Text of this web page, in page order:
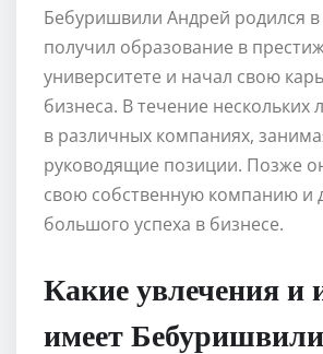
Бебуришвили Андрей родился в
получил образование в
университете и начал свою
бизнеса. В течение нескольких
в различных компаниях,
руководящие позиции. Позже
свою собственную компанию и
большого успеха в бизнесе.
Какие увлечения и
имеет Бебуришвили